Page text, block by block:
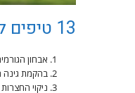
13 טיפים להתמודדות עם נזלת אלרגית עונתית
אבחון
בהקמת גינה
ניקוי